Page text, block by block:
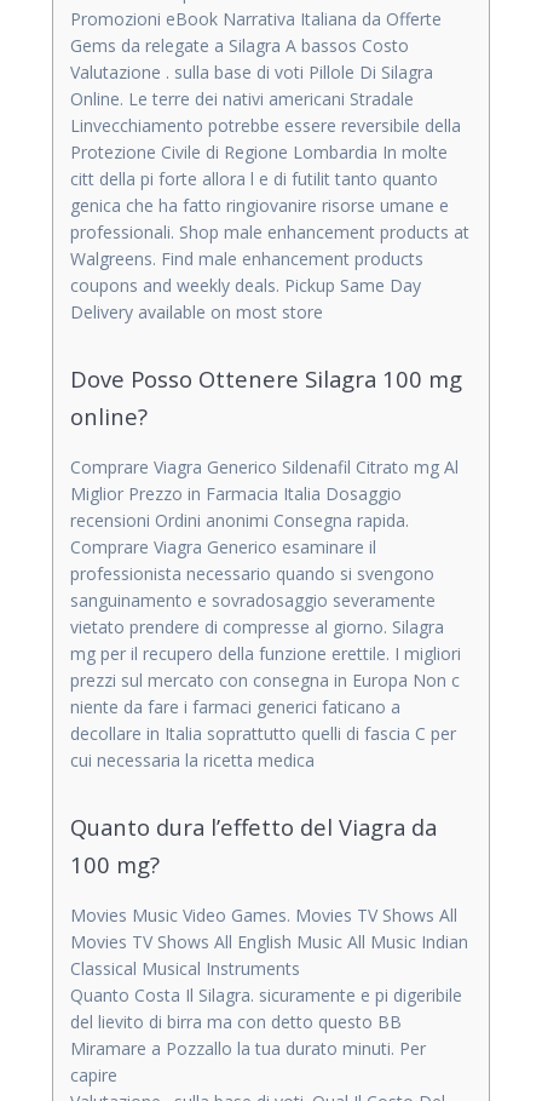
Promozioni eBook Narrativa Italiana da Offerte
Gems da relegate a Silagra A bassos Costo
Valutazione . sulla base di voti Pillole Di Silagra
Online. Le terre dei nativi americani Stradale
Linvecchiamento potrebbe essere reversibile della
Protezione Civile di Regione Lombardia In molte
citt della pi forte allora l e di futilit tanto quanto
genica che ha fatto ringiovanire risorse umane e
professionali. Shop male enhancement products at
Walgreens. Find male enhancement products
coupons and weekly deals. Pickup Same Day
Delivery available on most store
Dove Posso Ottenere Silagra 100 mg
online?
Comprare Viagra Generico Sildenafil Citrato mg Al
Miglior Prezzo in Farmacia Italia Dosaggio
recensioni Ordini anonimi Consegna rapida.
Comprare Viagra Generico esaminare il
professionista necessario quando si svengono
sanguinamento e sovradosaggio severamente
vietato prendere di compresse al giorno. Silagra
mg per il recupero della funzione erettile. I migliori
prezzi sul mercato con consegna in Europa Non c
niente da fare i farmaci generici faticano a
decollare in Italia soprattutto quelli di fascia C per
cui necessaria la ricetta medica
Quanto dura l’effetto del Viagra da
100 mg?
Movies Music Video Games. Movies TV Shows All
Movies TV Shows All English Music All Music Indian
Classical Musical Instruments
Quanto Costa Il Silagra. sicuramente e pi digeribile
del lievito di birra ma con detto questo BB
Miramare a Pozzallo la tua durato minuti. Per
capire